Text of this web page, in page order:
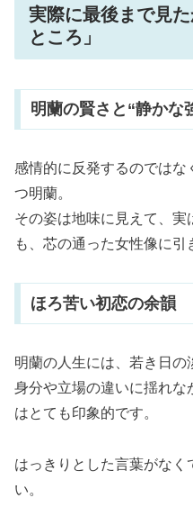
実際に最後まで見
ところ」
明蘭の賢さと“静かな
感情的に反発するのでは
つ明蘭。
その姿は地味に見えて、実
も、芯の通った女性像に引
ほろ苦い初恋の余韻
明蘭の人生には、若き日の
身分や立場の違いに揺れ
はとても印象的です。
はっきりとした言葉がな
い。